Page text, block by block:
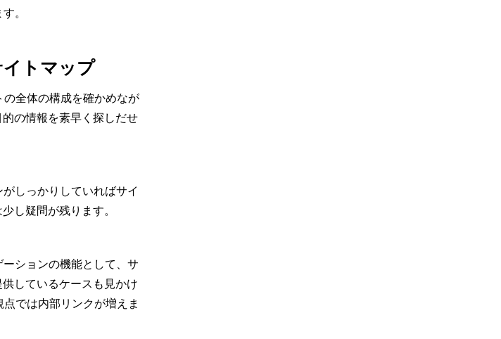
。
トマップ
全体の構成を確かめなが
の情報を素早く探しだせ
しっかりしていればサイ
し疑問が残ります。
ションの機能として、サ
しているケースも見かけ
では内部リンクが増えま